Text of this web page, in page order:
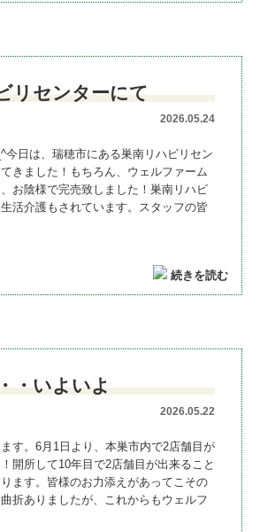
リセンターにて
2026.05.24
今日は、瑞穂市にある巣南リハビリセン
きました！もちろん、ウェルファーム
お陰様で完売致しました！巣南リハビ
活介護もされています。スタッフの皆
続きを読む
・いよいよ
2026.05.22
す。6月1日より、本巣市内で2店舗目が
開所して10年目で2店舗目が出来ること
ます。皆様のお力添えがあってこその
折ありましたが、これからもウェルフ